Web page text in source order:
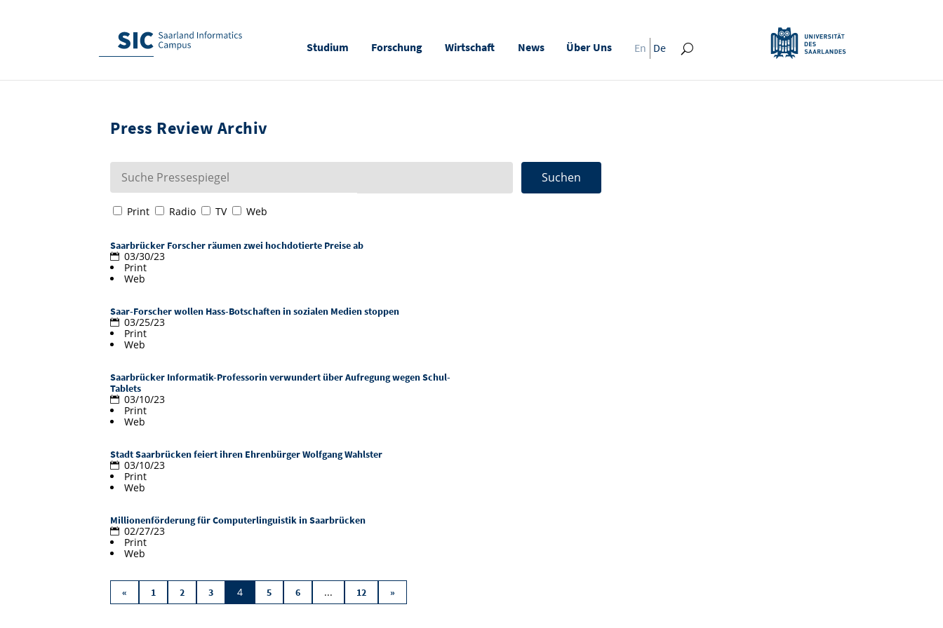
Studium Forschung Wirtschaft News Über Uns En De
Press Review Archiv
Print Radio TV Web
Saarbrücker Forscher räumen zwei hochdotierte Preise ab
03/30/23
Print
Web
Saar-Forscher wollen Hass-Botschaften in sozialen Medien stoppen
03/25/23
Print
Web
Saarbrücker Informatik-Professorin verwundert über Aufregung wegen Schul-
Tablets
03/10/23
Print
Web
Stadt Saarbrücken feiert ihren Ehrenbürger Wolfgang Wahlster
03/10/23
Print
Web
Millionenförderung für Computerlinguistik in Saarbrücken
02/27/23
Print
Web
« 1 2 3 4 5 6 ... 12 »